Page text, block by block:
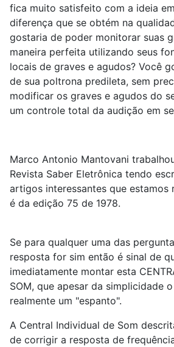
fica muito satisfeito com a ideia
diferença que se obtém na
gostaria de poder monitorar suas
maneira perfeita utilizando seus
locais de graves e agudos? Você
de sua poltrona predileta, sem
modificar os graves e agudos do
um controle total da audição em
Marco Antonio Mantovani
Revista Saber Eletrônica tendo
artigos interessantes que estamos
é da edição 75 de 1978.
Se para qualquer uma das
resposta for sim então é sinal de
imediatamente montar esta
SOM, que apesar da simplicidade
realmente um "espanto".
A Central Individual de Som
de corrigir a resposta de